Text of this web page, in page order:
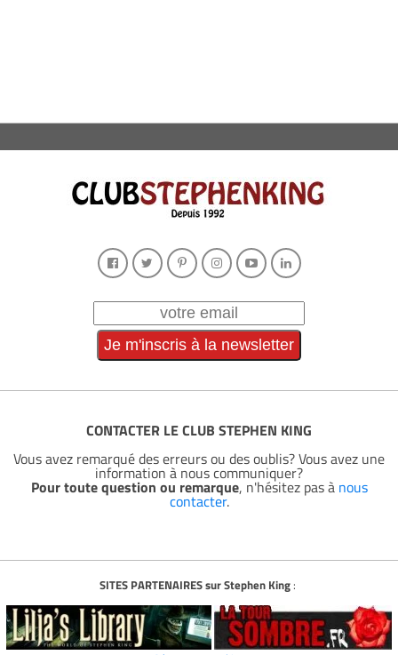
CONTACTER LE CLUB STEPHEN KING
Vous avez remarqué des erreurs ou des oublis? Vous avez une
information à nous communiquer?
Pour toute question ou remarque, n'hésitez pas à nous
contacter.
SITES PARTENAIRES sur Stephen King: